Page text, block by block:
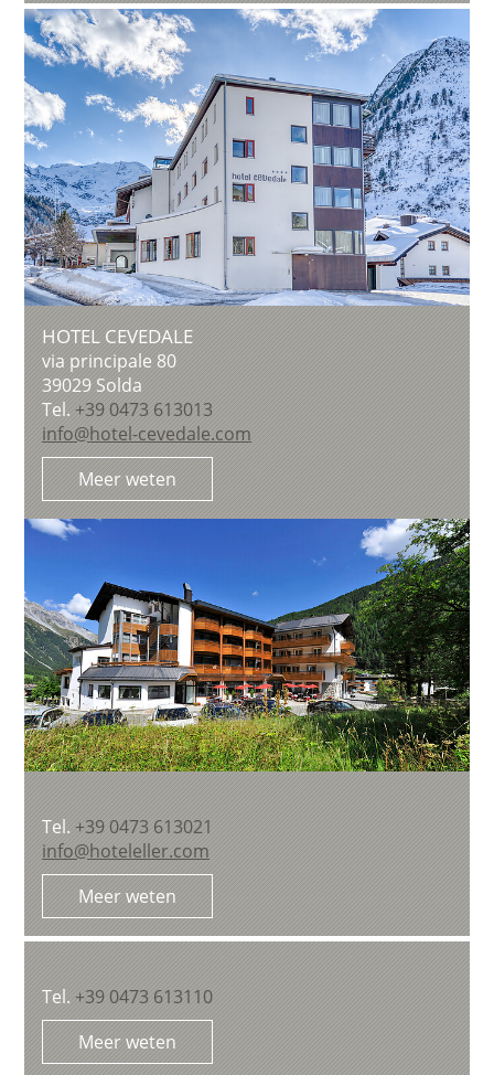
HOTEL CEVEDALE
via principale 80
39029Solda
Tel. +39 0473 613013
info@hotel-cevedale.com
Meer weten
Tel. +39 0473 613021
info@hoteleller.com
Meer weten
Tel. +39 0473 613110
Meer weten